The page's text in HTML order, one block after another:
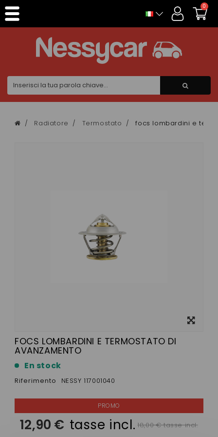
0
Radiatore Termostato focs lombardini e
FOCS LOMBARDINI E TERMOSTATO DI
AVANZAMENTO
En stock
Riferimento NESSY 117001040
12,90 € tasse incl. 18,00 € tasse incl.
Pannello di gestione dei cookies